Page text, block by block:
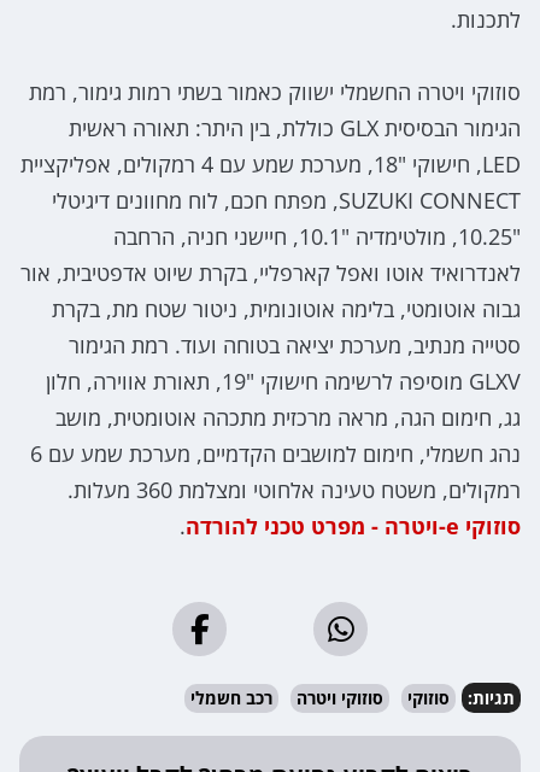
לתכנות.
סוזוקי ויטרה החשמלי ישווק כאמור בשתי רמות גימור, רמת
הגימור הבסיסית GLX כוללת, בין היתר: תאורה ראשית
LED, חישוקי "18, מערכת שמע עם 4 רמקולים, אפליקציית
SUZUKI CONNECT, מפתח חכם, לוח מחוונים דיגיטלי
"10.25, מולטימדיה "10.1, חיישני חניה, הרחבה
לאנדרואיד אוטו ואפל קארפליי, בקרת שיוט אדפטיבית, אור
גבוה אוטומטי, בלימה אוטונומית, ניטור שטח מת, בקרת
סטייה מנתיב, מערכת יציאה בטוחה ועוד. רמת הגימור
GLXV מוסיפה לרשימה חישוקי "19, תאורת אווירה, חלון
גג, חימום הגה, מראה מרכזית מתכהה אוטומטית, מושב
נהג חשמלי, חימום למושבים הקדמיים, מערכת שמע עם 6
רמקולים, משטח טעינה אלחוטי ומצלמת 360 מעלות.
סוזוקי e-ויטרה - מפרט טכני להורדה
.
תגיות: סוזוקי סוזוקי ויטרה רכב חשמלי